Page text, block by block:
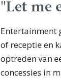
"Let me
Entertainment
of receptie en
optreden van
concessies in